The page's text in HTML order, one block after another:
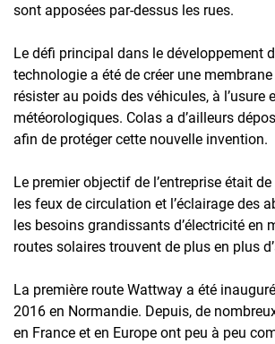
sont apposées par-dessus les rues.
Le défi principal dans le développement
technologie a été de créer une
résister au poids des véhicules, à l’usure
météorologiques. Colas a d’ailleurs
afin de protéger cette nouvelle invention.
Le premier objectif de l’entreprise était
les feux de circulation et l’éclairage des
les besoins grandissants d’électricité en
routes solaires trouvent de plus en plus
La première route Wattway a été
2016 en Normandie. Depuis, de
en France et en Europe ont peu à peu